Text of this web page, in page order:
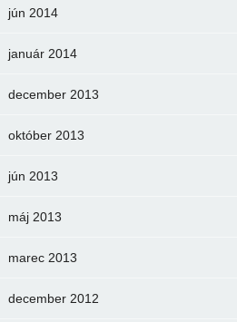
jún 2014
január 2014
december 2013
október 2013
jún 2013
máj 2013
marec 2013
december 2012